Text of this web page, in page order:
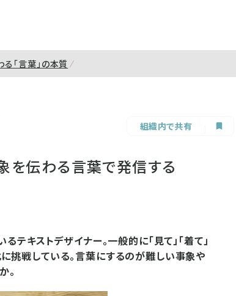
「言葉」の本質
組織内で共有
を伝わる言葉で発信する
テキストデザイナー。一般的に「見て」「着て」
挑戦している。言葉にするのが難しい事象や
。